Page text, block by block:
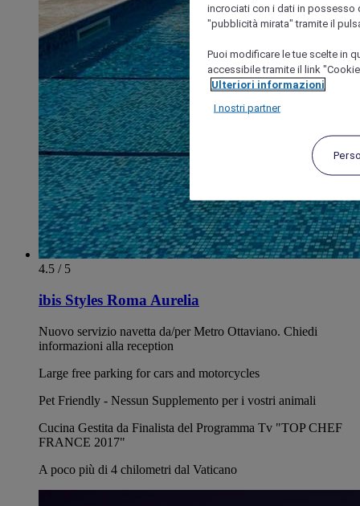
4.5 / 5
ibis Styles Roma Aurelia
Nuovo servizio navetta da/per Metro Ottaviano. Chiedi
informazioni alla reception
Large free parking for cars and motorcycles
Pet Friendly - Nessun Supplemento per i vostri animali
Cucina Gestita da Finalista del Programma Tv "TOP CHEF
FRANCE 2017"
A poco più di 4 chilometri dal Vaticano
incrociati con i dati in possesso
"pubblicità mirata" tramite il
Puoi modificare le tue scelte in
accessibile tramite il link
Ulteriori informazioni
I nostri partner